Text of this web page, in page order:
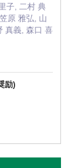
子, 二村 典
原 雅弘, 山
真義, 森口 喜
励)